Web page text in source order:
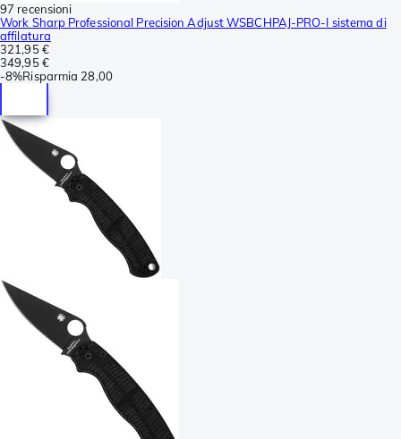
97 recensioni
Work Sharp Professional Precision Adjust WSBCHPAJ-PRO-I sistema di
affilatura
321,95 €
349,95 €
-8%Risparmia 28,00